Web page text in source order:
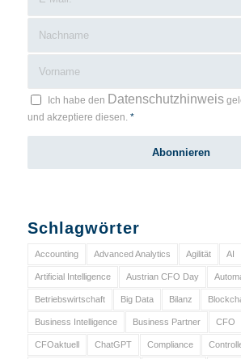
Ich habe den Datenschutzhinweis
und akzeptiere diesen. *
Schlagwörter
Accounting Advanced Analytics Agilität AI
Artificial Intelligence Austrian CFO Day
Betriebswirtschaft Big Data Bilanz
Business Intelligence Business Partner CFO
CFOaktuell ChatGPT Compliance